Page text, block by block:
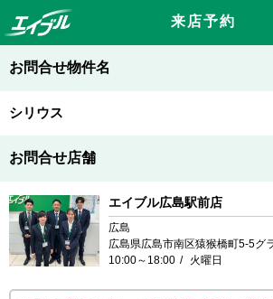
来店予約
お問合せ物件名
シリウス
お問合せ店舗
エイブル広島駅前店
広島
広島県広島市南区猿猴橋町5-5グ
10:00～18:00
火曜日